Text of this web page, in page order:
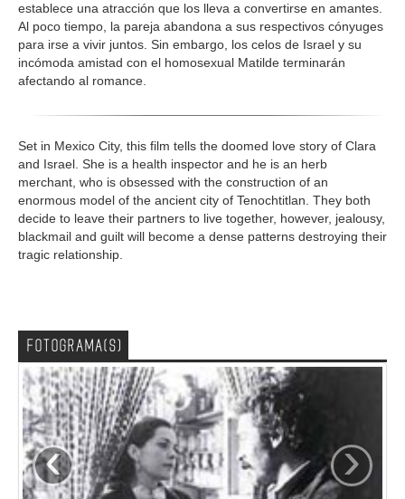
establece una atracción que los lleva a convertirse en amantes.
Al poco tiempo, la pareja abandona a sus respectivos cónyuges
para irse a vivir juntos. Sin embargo, los celos de Israel y su
incómoda amistad con el homosexual Matilde terminarán
afectando al romance.
Set in Mexico City, this film tells the doomed love story of Clara
and Israel. She is a health inspector and he is an herb
merchant, who is obsessed with the construction of an
enormous model of the ancient city of Tenochtitlan. They both
decide to leave their partners to live together, however, jealousy,
blackmail and guilt will become a dense patterns destroying their
tragic relationship.
FOTOGRAMA(S)
‹ ›